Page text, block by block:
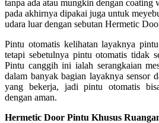
tanpa ada atau mungkin dengan
pada akhirnya dipakai juga untuk
udara luar dengan sebutan Hermetic
Pintu otomatis kelihatan layaknya
tetapi sebetulnya pintu otomatis tidak
Pintu canggih ini ialah serangkaian
dalam banyak bagian layaknya sensor
yang bekerja, jadi pintu otomatis
dengan aman.
Hermetic Door Pintu Khusus